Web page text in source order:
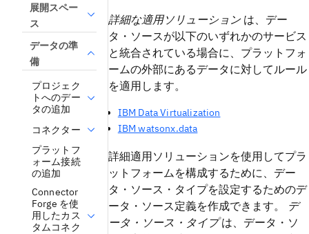
展開スペー
ス
データの準
備
プロジェク
トへのデー
タの追加
コネクター
プラットフ
ォーム接続
の追加
Connector
Forge を使
用したカス
タムコネク
詳細な適用ソリューションは、デー
タ・ソースが以下のいずれかのサービス
と統合されている場合に、プラットフォ
ームの外部にあるデータに対してルール
を適用します。
IBM Data Virtualization
IBM watsonx.data
詳細適用ソリューションを使用してプラ
ットフォームを構成するために、デー
タ・ソース・タイプを設定するためのデ
ータ・ソース定義を作成できます。
デ
ータ・ソース・タイプは、データ・ソ